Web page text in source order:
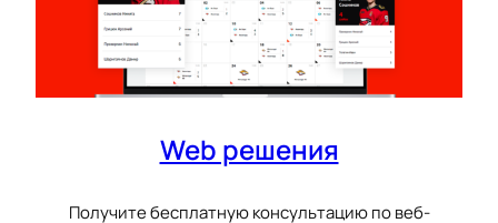
Web решения
Получите бесплатную консультацию по веб-